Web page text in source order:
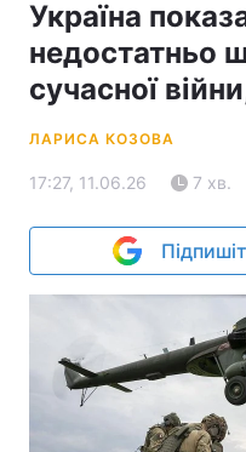
Україна
недостатньо
сучасної
ЛАРИСА КОЗОВА
17:27, 11.06.26 7 хв.